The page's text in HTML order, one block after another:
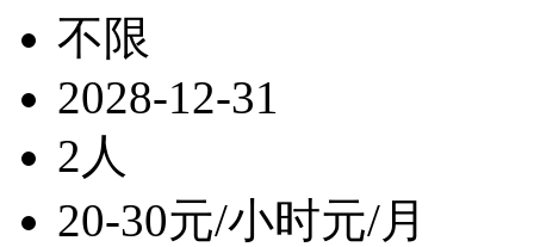
不限
2028-12-31
2人
20-30元/小时元/月